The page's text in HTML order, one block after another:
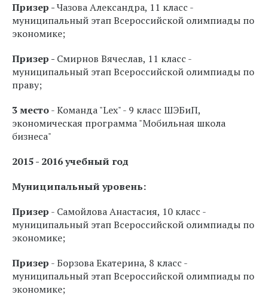
Призер -Чазова Александра, 11 класс -
муниципальный этап Всероссийской олимпиады по
экономике;
Призер - Смирнов Вячеслав, 11 класс -
муниципальный этап Всероссийской олимпиады по
праву;
3 место- Команда "Lex" - 9 класс ШЭБиП,
экономическая программа "Мобильная школа
бизнеса"
2015 - 2016 учебный год
Муниципальный уровень:
Призер - Самойлова Анастасия, 10 класс -
муниципальный этап Всероссийской олимпиады по
экономике;
Призер - Борзова Екатерина, 8 класс -
муниципальный этап Всероссийской олимпиады по
экономике;